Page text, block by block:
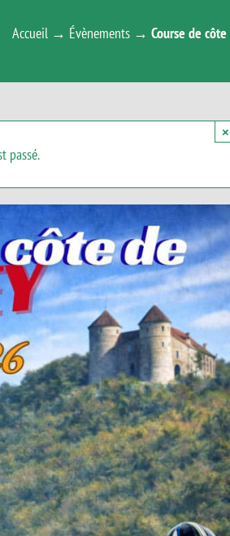
Accueil → Évènements → Course de
passé.
×